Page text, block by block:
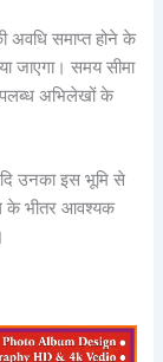
अवधि समाप्त होने के
जाएगा। समय सीमा
अभिलेखों के
उनका इस भूमि से
के भीतर आवश्यक